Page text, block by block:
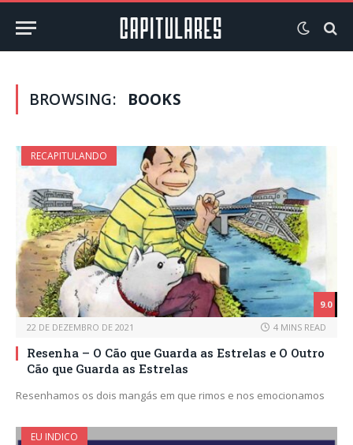
BROWSING: BOOKS
9.0
RECAPITULANDO
22 DE DEZEMBRO DE 2021 4 MINS READ
Resenha – O Cão que Guarda as Estrelas e O Outro
Cão que Guarda as Estrelas
Resenhamos os dois mangás em que rimos e nos emocionamos
EU INDICO